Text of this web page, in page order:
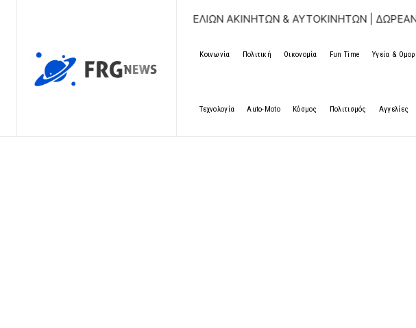
ΔΩΡΕΑΝ ΚΑΤΑΧΩΡΗΣΗ ΑΓΓΕΛΙΩΝ ΑΚΙΝΗΤΩΝ & ΑΥΤΟΚΙΝΗΤΩΝ | ΔΩΡΕΑΝ
Κοινωνία Πολιτική Οικονομία Fun Time Υγεία &
Τεχνολογία Auto-Moto Κόσμος Πολιτισμός Αγγελίες